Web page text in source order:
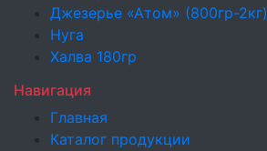
Джезерье «Атом» (800гр-2кг)
Нуга
Халва 180гр
Навигация
Главная
Каталог продукции